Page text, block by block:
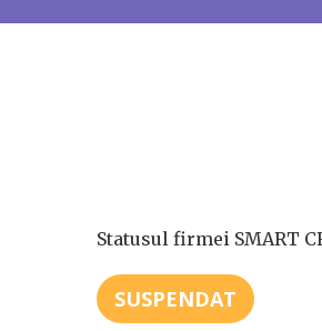
Statusul firmei SMART
SUSPENDAT